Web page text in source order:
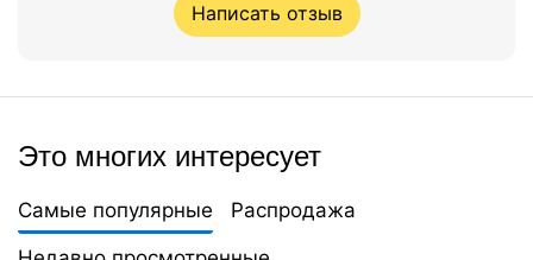
Написать отзыв
Это многих интересует
Самые популярные
Распродажа